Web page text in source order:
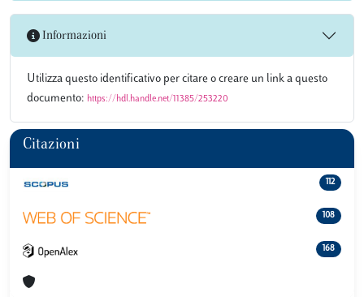
Informazioni
Utilizza questo identificativo per citare o creare un link a questo
documento: https://hdl.handle.net/11385/253220
Citazioni
112
108
168